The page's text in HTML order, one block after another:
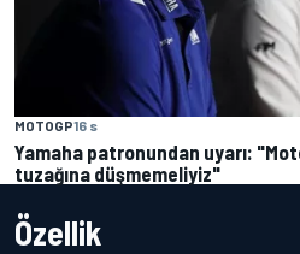
MOTOGP16 s
Yamaha patronundan uyarı:
tuzağına düşmemeliyiz"
Özellik